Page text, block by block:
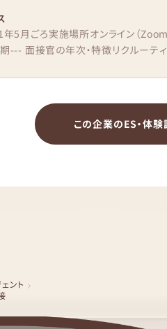
5月ごろ実施場所オンライン（
--- 面接官の年次・特徴リクルーテ
この企業のES・体験
ント